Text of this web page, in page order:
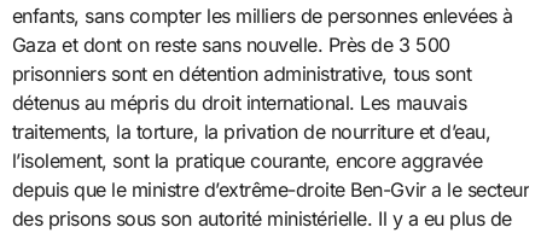
enfants, sans compter les milliers de personnes enlevées à
Gaza et dont on reste sans nouvelle. Près de 3 500
prisonniers sont en détention administrative, tous sont
détenus au mépris du droit international. Les mauvais
traitements, la torture, la privation de nourriture et d’eau,
l’isolement, sont la pratique courante, encore aggravée
depuis que le ministre d’extrême-droite Ben-Gvir a le secteur
des prisons sous son autorité ministérielle. Il y a eu plus de